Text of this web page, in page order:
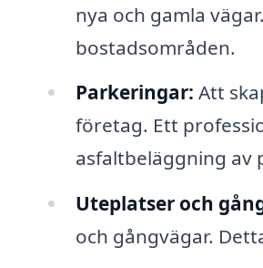
nya och gamla
bostadsområden.
Parkeringar: Att
företag. Ett
asfaltbeläggning av
Uteplatser och
och gångvägar.